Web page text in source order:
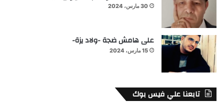
30 مارس، 2024
على هامش ضجة -ولاد يزة-
15 مارس، 2024
تابعنا علي فيس بوك